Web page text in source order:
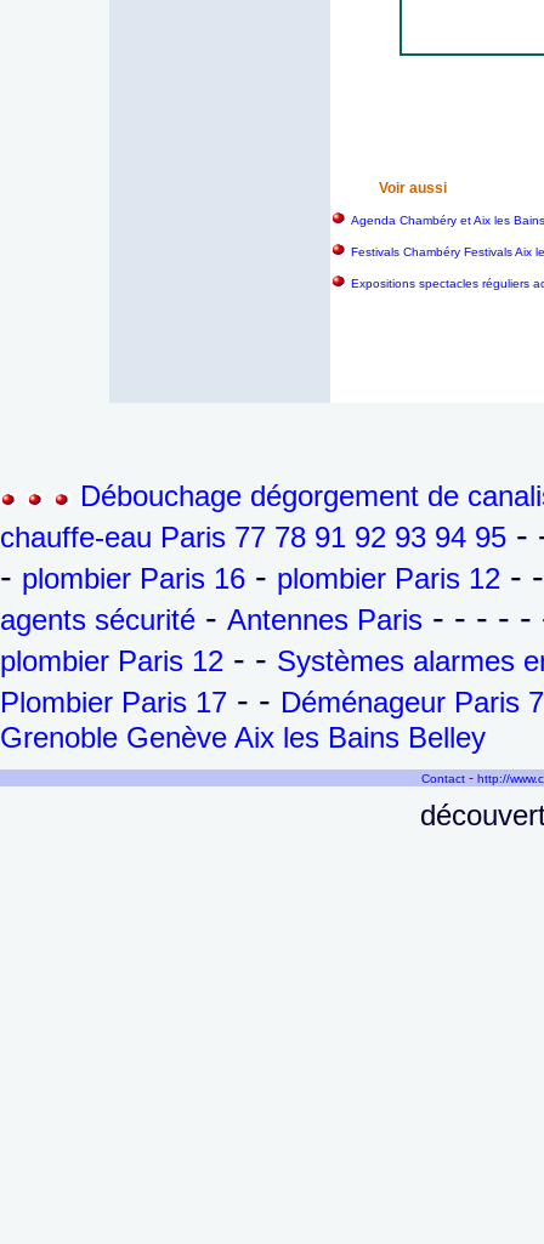
Voir aussi
Agenda Chambéry et Aix les
Festivals Chambéry Festivals Aix
Expositions spectacles réguliers
Débouchage dégorgement de
chauffe-eau Paris 77 78 91 92 93 94 95 -
- plombier Paris 16 - plombier Paris 12 -
agents sécurité - Antennes Paris - - - -
plombier Paris 12 - - Systèmes alarmes
Plombier Paris 17 - - Déménageur Paris
Grenoble Genève Aix les Bains Belley
Contact - http://